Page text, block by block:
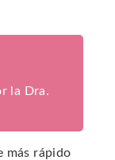
la Dra.
más rápido